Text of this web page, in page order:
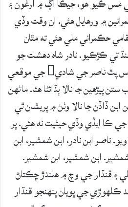
۾ ورهايل هئي. ان وقت وڏي
حڪمراني ملي هئي ته مٿان
سنڌ تي ڪڙڪيو. نادر شاه دهشت جو
ٻيو نالو هو. چون ٿا ته سندس پٽ ناصر جي شادي جي موقعي
پيڙهين جا نالا ٻڌائڻا هئا. ماڻهن
ابن ڏاڏن جا نالا وٺڻ ۾ پريشان ٿي
جي ڪا ايڏي وڏي حيثيت نه هئي. پر
ويو. ناصر ابن نادر، ابن شمشير، ابن
ابن شمشير، ابن شمشير.
۽ قنڌار جي وچ ۾ هلندڙ ڇڪتاڻ
ڪلهوڙي جي پويان پنهنجو قنڌار